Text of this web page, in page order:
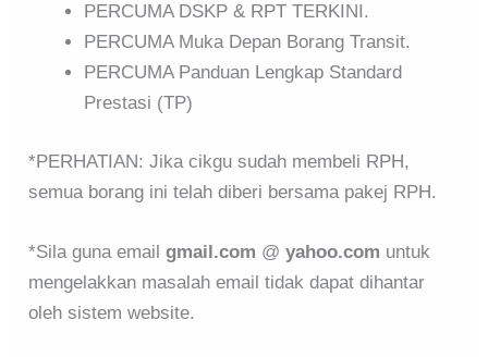
PERCUMA DSKP & RPT TERKINI.
PERCUMA Muka Depan Borang Transit.
PERCUMA Panduan Lengkap Standard
Prestasi (TP)
*PERHATIAN: Jika cikgu sudah membeli RPH,
semua borang ini telah diberi bersama pakej RPH.
*Sila guna emailgmail.com @yahoo.com untuk
mengelakkan masalah email tidak dapat dihantar
oleh sistem website.